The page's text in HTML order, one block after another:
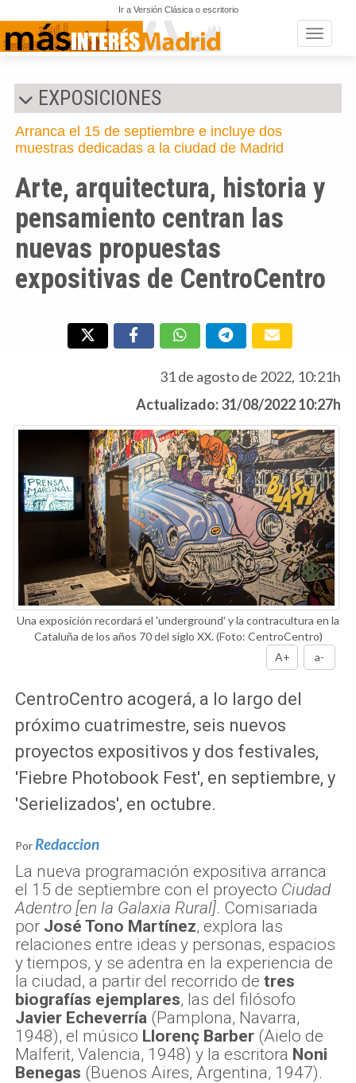
Ir a Versión Clásica o escritorio
Toggle
EXPOSICIONES
Arranca el 15 de septiembre e incluye dos
muestras dedicadas a la ciudad de Madrid
Arte, arquitectura, historia y
pensamiento centran las
nuevas propuestas
expositivas de CentroCentro
31 de agosto de 2022, 10:21h
Actualizado: 31/08/2022 10:27h
Una exposición recordará el 'underground' y la contracultura en la
Cataluña de los años 70 del siglo XX.(Foto: CentroCentro)
A+
a-
CentroCentro acogerá, a lo largo del
próximo cuatrimestre, seis nuevos
proyectos expositivos y dos festivales,
'Fiebre Photobook Fest', en septiembre, y
'Serielizados', en octubre.
Por Redaccion
La nueva programación expositiva arranca
el 15 de septiembre con el proyecto Ciudad
Adentro [en la Galaxia Rural]. Comisariada
por José Tono Martínez, explora las
relaciones entre ideas y personas, espacios
y tiempos, y se adentra en la experiencia de
la ciudad, a partir del recorrido de tres
biografías ejemplares, las del filósofo
Javier Echeverría (Pamplona, Navarra,
1948), el músico Llorenç Barber (Aielo de
Malferit, Valencia, 1948) y la escritora Noni
Benegas (Buenos Aires, Argentina, 1947).